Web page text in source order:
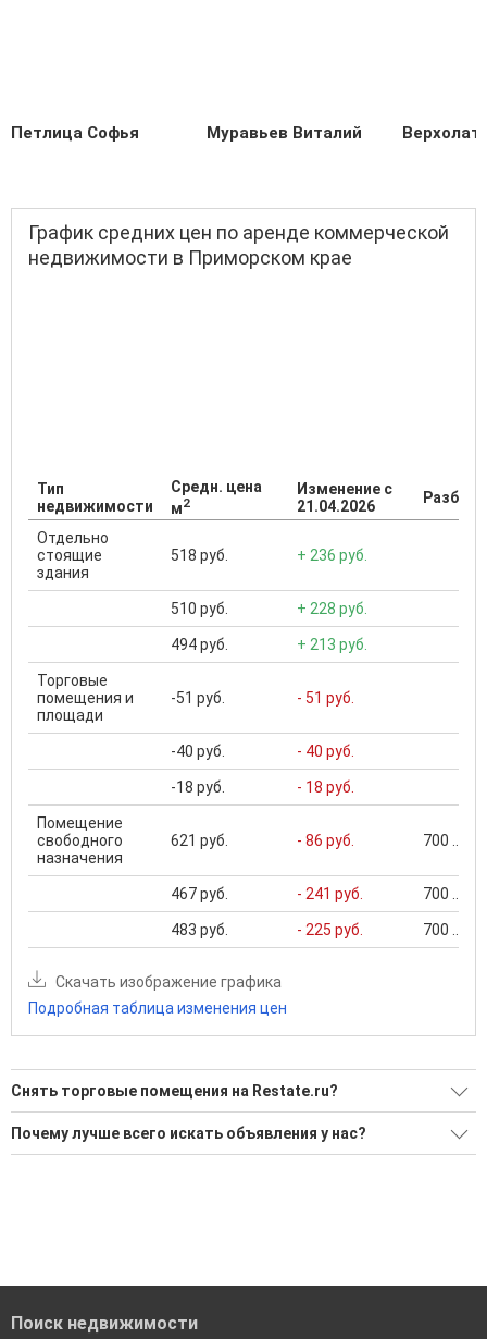
Петлица Софья Муравьев Виталий Верхолат
График средних цен по аренде коммерческой
недвижимости в Приморском крае
Тип
недвижимости
Средн. цена
м2
Изменение с
21.04.2026
Отдельно
стоящие
здания
518 руб. + 236 руб.
510 руб. + 228 руб.
494 руб. + 213 руб.
Торговые
помещения и
площади
-51 руб. - 51 руб.
-40 руб. - 40 руб.
-18 руб. - 18 руб.
Помещение
свободного
назначения
621 руб. - 86 руб. 700 ...
467 руб. - 241 руб. 700 ...
483 руб. - 225 руб. 700 ...
Скачать изображение графика
Подробная таблица изменения цен
Снять торговые помещения на Restate.ru?
Ищите, как Снять торговые помещения?
1 актуальное и проверенное объявление
Почему лучше всего искать объявления у нас?
Поиск недвижимости